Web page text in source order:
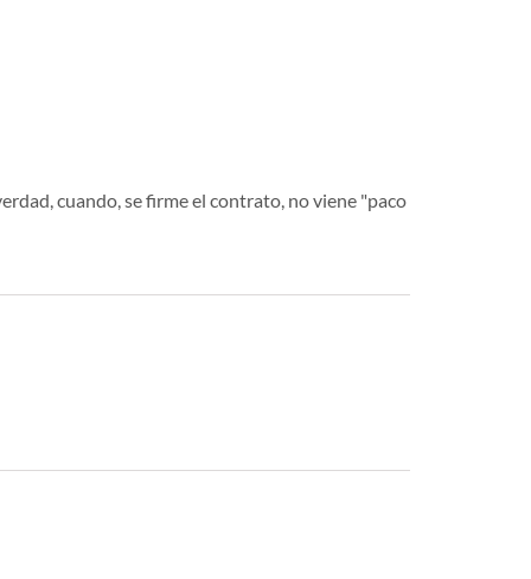
cuando, se firme el contrato, no viene "paco